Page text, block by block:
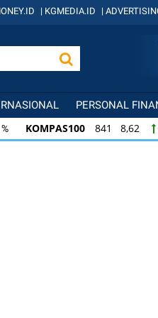
| KGMEDIA.ID |
PERSONAL
KOMPAS100 841 8,62
LQ45 638 7,02 1,11%